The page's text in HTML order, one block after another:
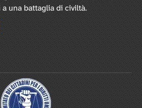
una battaglia di civiltà.